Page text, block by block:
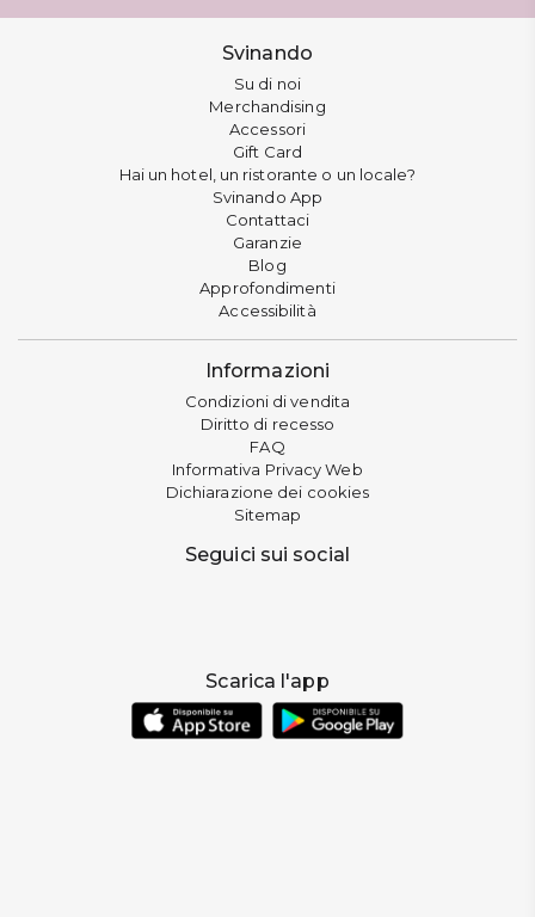
Svinando
Su di noi
Merchandising
Accessori
Gift Card
Hai un hotel, un ristorante o un locale?
Svinando App
Contattaci
Garanzie
Blog
Approfondimenti
Accessibilità
Informazioni
Condizioni di vendita
Diritto di recesso
FAQ
Informativa Privacy Web
Dichiarazione dei cookies
Sitemap
Seguici sui social
Scarica l'app